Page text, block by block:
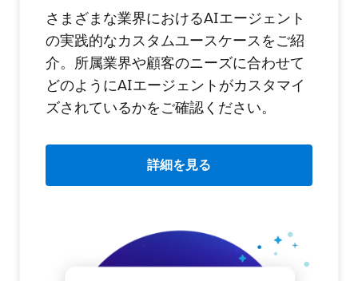
さまざまな業界におけるAIエージェント
の実践的なカスタムユースケースをご紹
介。所属業界や顧客のニーズに合わせて
どのようにAIエージェントがカスタマイ
ズされているかをご確認ください。
詳細を見る